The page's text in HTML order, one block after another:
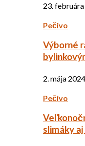
23.
Pečivo
Výborné
2. mája 2024
Pečivo
slimáky